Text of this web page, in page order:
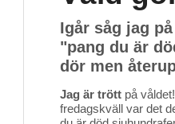
Igår såg jag
"pang du är
dör men
Jag är trött på
fredagskväll var det